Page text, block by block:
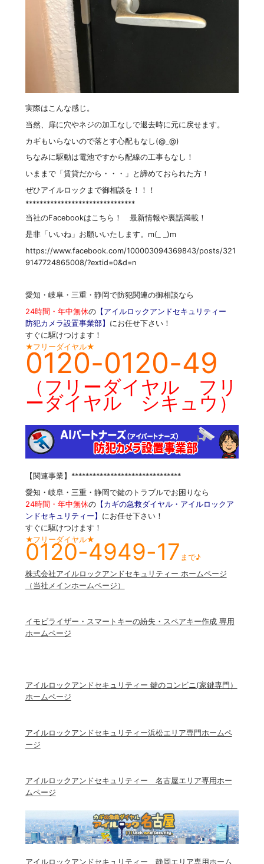
実際はこんな感じ。
当然、扉に穴やネジの加工なしで退去時に元に戻せます。
カギもいらないので落とす心配もなし(@_@)
ちなみに駆動は電池ですから配線の工事もなし！
いままで「賃貸だから・・・」と諦めておられた方！
ぜひアイルロックまで御相談を！！！
*******************************
当社のFacebookはこちら！ 最新情報や裏話満載！
是非「いいね」お願いいたします。m(_ _)m
https://www.facebook.com/100003094369843/posts/321
9147724865008/?extid=0&d=n
愛知・岐阜・三重・静岡で防犯関連の御相談なら
24時間・年中無休の【アイルロックアンドセキュリティー
防犯カメラ設置事業部】 にお任せ下さい！
すぐに駆けつけます！
★フリーダイヤル★
0120-0120-49
（フリーダイヤル フリ
ーダイヤル シキュウ）
【関連事業】*******************************
愛知・岐阜・三重・静岡で鍵のトラブルでお困りなら
24時間・年中無休の【カギの急救ダイヤル・アイルロックア
ンドセキュリティー】 にお任せ下さい！
すぐに駆けつけます！
★フリーダイヤル★
0120-4949-17 まで♪
株式会社アイルロックアンドセキュリティー ホームページ
（当社メインホームページ）
イモビライザー・スマートキーの紛失・スペアキー作成 専用
ホームページ
アイルロックアンドセキュリティー 鍵のコンビニ(家鍵専門）
ホームページ
アイルロックアンドセキュリティー浜松エリア専門ホームペ
ージ
アイルロックアンドセキュリティー 名古屋エリア専用ホー
ムページ
アイルロックアンドセキュリティー 静岡エリア専用ホーム